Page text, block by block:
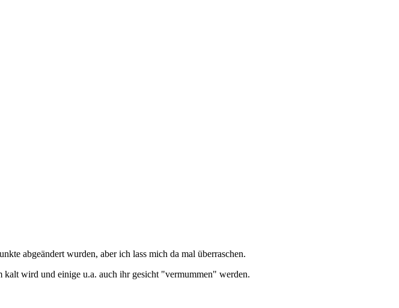
abgeändert wurden, aber ich lass mich da mal überraschen.
kalt wird und einige u.a. auch ihr gesicht "vermummen" werden.